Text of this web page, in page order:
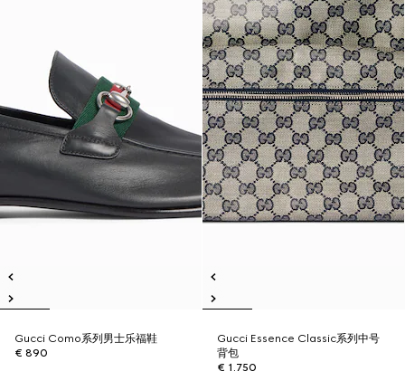
Gucci Como系列男士乐福鞋
€ 890
Gucci Essence Classic系列中号
背包
€ 1.750